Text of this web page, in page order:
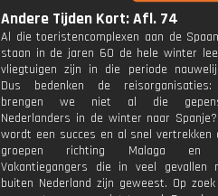
Andere Tijden Kort: Afl. 74
Al die toeristencomplexen aan de
staan in de jaren 60 de hele winter
vliegtuigen zijn in die periode
Dus bedenken de
brengen we niet al die
Nederlanders in de winter naar
wordt een succes en al snel vertrekken
groepen richting Malaga en
Vakantiegangers die in veel gevallen
buiten Nederland zijn geweest. Op